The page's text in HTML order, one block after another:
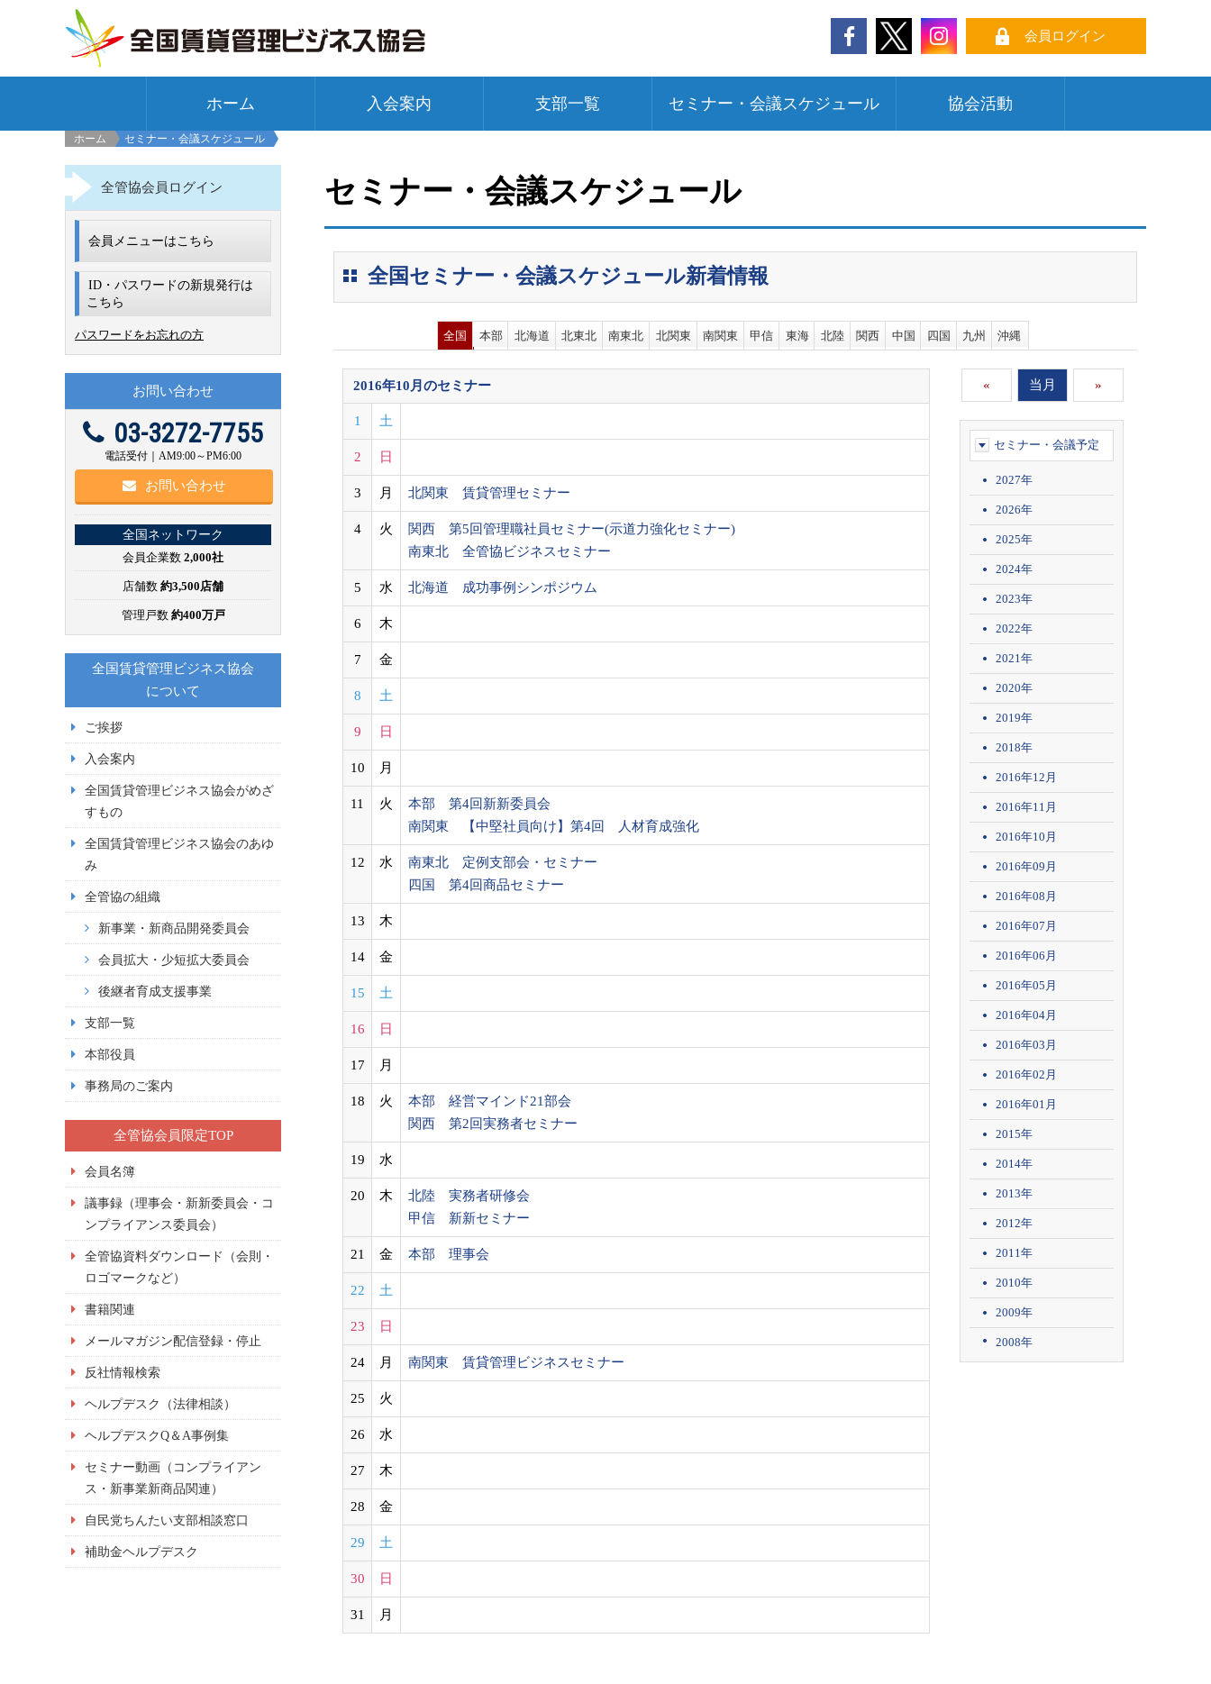
会員ログイン
ホーム 入会案内 支部一覧 セミナー・会議スケジュール 協会活動
ホーム セミナー・会議スケジュール
セミナー・会議スケジュール
全国セミナー・会議スケジュール新着情報
全国 本部 北海道 北東北 南東北 北関東 南関東 甲信 東海 北陸 関西 中国 四国 九州 沖縄
« 当月 »
2016年10月のセミナー
1 土
2 日
3 月 北関東 賃貸管理セミナー
4 火
関西 第5回管理職社員セミナー(示道力強化セミナー)
南東北 全管協ビジネスセミナー
5 水 北海道 成功事例シンポジウム
6 木
7 金
8 土
9 日
10 月
11 火
本部 第4回新新委員会
南関東 【中堅社員向け】第4回 人材育成強化
12 水
南東北 定例支部会・セミナー
四国 第4回商品セミナー
13 木
14 金
15 土
16 日
17 月
18 火
本部 経営マインド21部会
関西 第2回実務者セミナー
19 水
20 木
北陸 実務者研修会
甲信 新新セミナー
21 金 本部 理事会
22 土
23 日
24 月 南関東 賃貸管理ビジネスセミナー
25 火
26 水
27 木
28 金
29 土
30 日
31 月
セミナー・会議予定
2027年
2026年
2025年
2024年
2023年
2022年
2021年
2020年
2019年
2018年
2016年12月
2016年11月
2016年10月
2016年09月
2016年08月
2016年07月
2016年06月
2016年05月
2016年04月
2016年03月
2016年02月
2016年01月
2015年
2014年
2013年
2012年
2011年
2010年
2009年
2008年
全管協会員ログイン
会員メニューはこちら
ID・パスワードの新規発行は
こちら
パスワードをお忘れの方
お問い合わせ
03-3272-7755
電話受付｜AM9:00～PM6:00
お問い合わせ
全国ネットワーク
会員企業数 2,000社
店舗数 約3,500店舗
管理戸数 約400万戸
全国賃貸管理ビジネス協会
について
ご挨拶
入会案内
全国賃貸管理ビジネス協会がめざ
すもの
全国賃貸管理ビジネス協会のあゆ
み
全管協の組織
新事業・新商品開発委員会
会員拡大・少短拡大委員会
後継者育成支援事業
支部一覧
本部役員
事務局のご案内
全管協会員限定TOP
会員名簿
議事録（理事会・新新委員会・コ
ンプライアンス委員会）
全管協資料ダウンロード（会則・
ロゴマークなど）
書籍関連
メールマガジン配信登録・停止
反社情報検索
ヘルプデスク（法律相談）
ヘルプデスクQ＆A事例集
セミナー動画（コンプライアン
ス・新事業新商品関連）
自民党ちんたい支部相談窓口
補助金ヘルプデスク